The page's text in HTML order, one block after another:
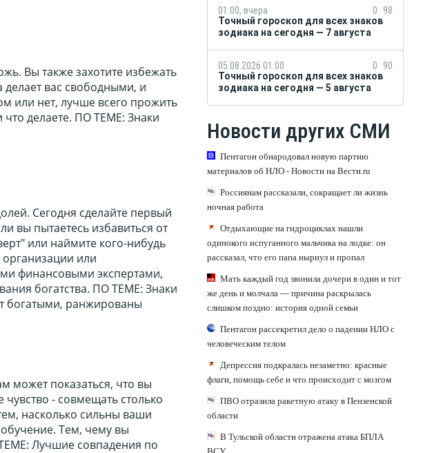
Вы также захотите избежать
вас свободными, и
или нет, лучше всего прожить
что делаете. ПО ТЕМЕ: Знаки
Сегодня сделайте первый
вы пытаетесь избавиться от
или наймите кого-нибудь
или
финансовыми экспертами,
богатства. ПО ТЕМЕ: Знаки
богатыми, ранжированы
может показаться, что вы
чувство - совмещать столько
насколько сильны ваши
Тем, чему вы
Лучшие совпадения по
01:00, вчера 0
98
Точный гороскоп для всех знаков
зодиака на сегодня — 7 августа
05.08.2026 01:00 0
90
Точный гороскоп для всех знаков
зодиака на сегодня — 5 августа
Новости других СМИ
Пентагон обнародовал новую партию
материалов об НЛО - Новости на Вести.ru
Россиянам рассказали, сокращает ли жизнь
ночная работа
Отдыхающие на гидроциклах нашли
одинокого испуганного мальчика на лодке: он
рассказал, что его папа нырнул и пропал
Мать каждый год звонила дочери в один и тот
же день и молчала — причина раскрылась
слишком поздно: история одной семьи
Пентагон рассекретил дело о падении НЛО с
человеческим телом
Депрессия подкралась незаметно: красные
флаги, помощь себе и что происходит с мозгом
ПВО отразила ракетную атаку в Пензенской
области
В Тульской области отражена атака БПЛА